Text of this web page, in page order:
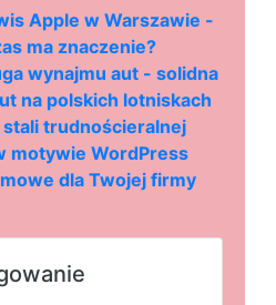
Apple w Warszawie -
ma znaczenie?
wynajmu aut - solidna
na polskich lotniskach
stali trudnościeralnej
motywie WordPress
dla Twojej firmy